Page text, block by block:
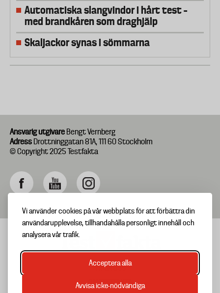
Vi använder cookies på vår webbplats för att förbättra din
användarupplevelse, tillhandahålla personligt innehåll och
analysera vår trafik.
Acceptera alla
Avvisa icke-nödvändiga
Automatiska slangvindor i hårt test –
med brandkåren som draghjälp
Skaljackor synas i sömmarna
Ansvarig utgivare Bengt Vernberg
Adress Drottninggatan 81A, 111 60 Stockholm
© Copyright 2025 Testfakta
Footer
TIPSA OSS
OM TESTFAKTA